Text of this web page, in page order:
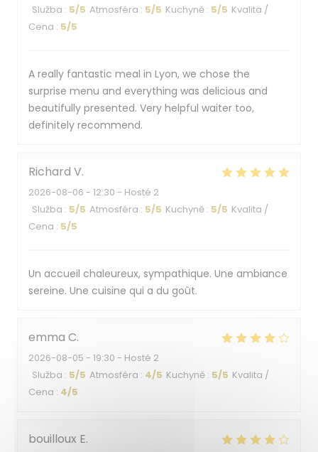
Služba : 5/5 Atmosféra : 5/5 Kuchyně : 5/5 Kvalita /
Cena : 5/5
A really fantastic meal in Lyon, we chose the
surprise menu and everything was delicious and
beautifully presented. Very helpful waiter too,
definitely recommend.
Richard V
2026-08-06 - 12:30 - Hosté 2
Služba : 5/5 Atmosféra : 5/5 Kuchyně : 5/5 Kvalita /
Cena : 5/5
Un accueil chaleureux, sympathique. Une ambiance
sereine. Une cuisine qui a du goût.
emma C
2026-08-05 - 19:30 - Hosté 2
Služba : 5/5 Atmosféra : 4/5 Kuchyně : 5/5 Kvalita /
Cena : 4/5
bouilloux E